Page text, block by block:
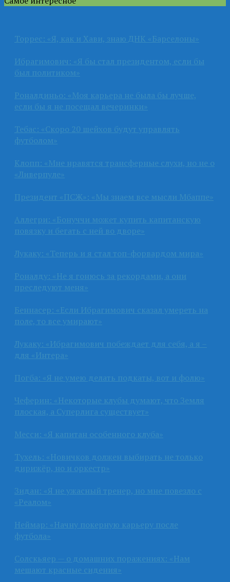
Торрес: «Я, как и Хави, знаю ДНК «Барселоны»
Ибрагимович: «Я бы стал президентом, если бы
был политиком»
Роналдиньо: «Моя карьера не была бы лучше,
если бы я не посещал вечеринки»
Тебас: «Скоро 20 шейхов будут управлять
футболом»
Клопп: «Мне нравятся трансферные слухи, но не о
«Ливерпуле»
Президент «ПСЖ»: «Мы знаем все мысли Мбаппе»
Аллегри: «Бонуччи может купить капитанскую
повязку и бегать с ней во дворе»
Лукаку: «Теперь и я стал топ-форвардом мира»
Роналду: «Не я гонюсь за рекордами, а они
преследуют меня»
Беннасер: «Если Ибрагимович сказал умереть на
поле, то все умирают»
Лукаку: «Ибрагимович побеждает для себя, а я –
для «Интера»
Погба: «Я не умею делать подкаты, вот и фолю»
Чеферин: «Некоторые клубы думают, что Земля
плоская, а Суперлига существует»
Месси: «Я капитан особенного клуба»
Тухель: «Новичков должен выбирать не только
дирижёр, но и оркестр»
Зидан: «Я не ужасный тренер, но мне повезло с
«Реалом»
Неймар: «Начну покерную карьеру после
футбола»
Солскьяер — о домашних поражениях: «Нам
мешают красные сидения»